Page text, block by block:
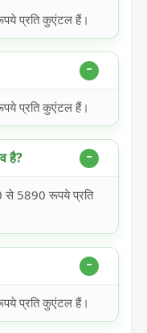
प्रति कुएंटल हैं।
प्रति कुएंटल हैं।
है?
से 5890 रूपये प्रति
प्रति कुएंटल हैं।